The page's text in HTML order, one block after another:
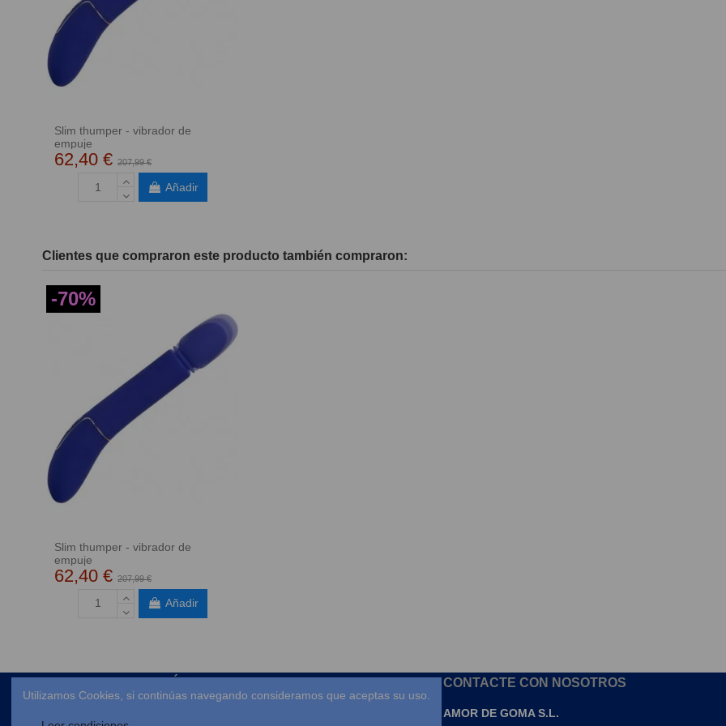
Slim thumper - vibrador de
empuje
62,40 € 207,99 €
Añadir
Clientes que compraron este producto también compraron:
-70%
Slim thumper - vibrador de
empuje
62,40 € 207,99 €
Añadir
CONTACTE CON NOSOTROS
AMOR DE GOMA S.L.
Utilizamos Cookies, si continúas navegando consideramos que aceptas su uso.